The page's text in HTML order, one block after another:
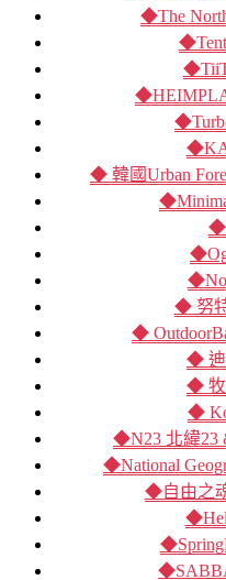
◆The
◆ 韓國Urban
◆ 努
◆
◆ 迪
◆ 牧
◆
◆N23 北緯23
◆National
◆自由之